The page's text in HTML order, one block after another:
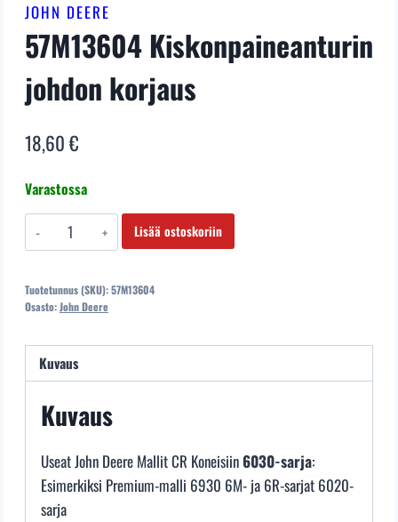
JOHN DEERE
57M13604 Kiskonpaineanturin
johdon korjaus
18,60€
Varastossa
57M13604
Kiskonpaineanturin
korjaus
Lisää ostoskoriin
Tuotetunnus (SKU):57M13604
Osasto:John Deere
Kuvaus
Kuvaus
Useat John Deere Mallit CR Koneisiin 6030-sarja:
Esimerkiksi Premium-malli 6930 6M- ja 6R-sarjat 6020-
sarja